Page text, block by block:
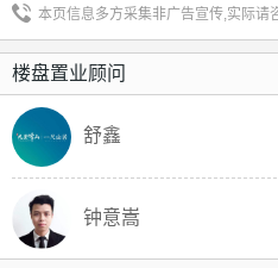
本页信息多方采集非广告宣传,实际请
楼盘置业顾问
舒鑫
钟意嵩